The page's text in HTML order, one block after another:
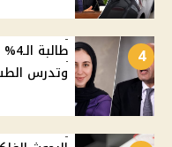
4
وتدرس